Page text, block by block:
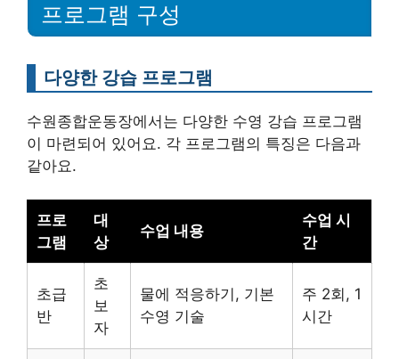
프로그램 구성
다양한 강습 프로그램
수원종합운동장에서는 다양한 수영 강습 프로그램
이 마련되어 있어요. 각 프로그램의 특징은 다음과
같아요.
프로
그램
대
상
수업 내용
수업 시
간
초급
반
초
보
자
물에 적응하기, 기본
수영 기술
주 2회, 1
시간